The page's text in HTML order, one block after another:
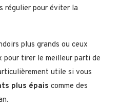
régulier pour éviter la
plus grands ou ceux
pour tirer le meilleur parti de
utile si vous
plus épais comme des